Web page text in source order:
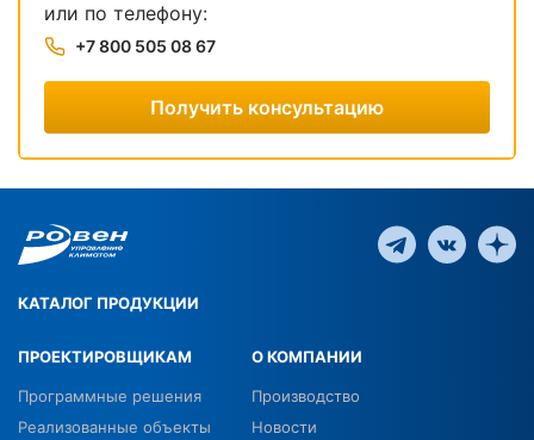
или по телефону:
+7 800 505 08 67
Получить консультацию
КАТАЛОГ ПРОДУКЦИИ
ПРОЕКТИРОВЩИКАМ
Программные решения
Реализованные объекты
О КОМПАНИИ
Производство
Новости